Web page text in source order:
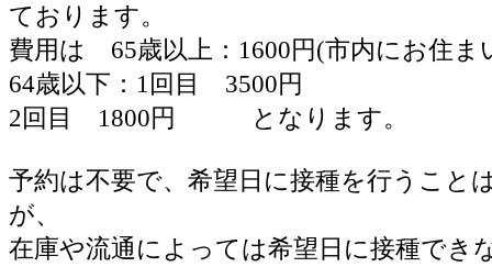
ております。
費用は 65歳以上：1600円(市内にお住ま
64歳以下：1回目 3500円
2回目 1800円 となります。
予約は不要で、希望日に接種を行うこと
が、
在庫や流通によっては希望日に接種でき